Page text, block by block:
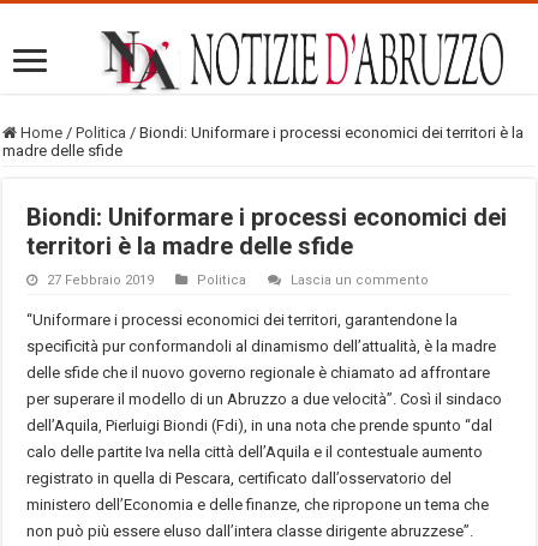
Home / Politica / Biondi: Uniformare i processi economici dei territori è la
madre delle sfide
Biondi: Uniformare i processi economici dei
territori è la madre delle sfide
27 Febbraio 2019 Politica Lascia un commento
“Uniformare i processi economici dei territori, garantendone la
specificità pur conformandoli al dinamismo dell’attualità, è la madre
delle sfide che il nuovo governo regionale è chiamato ad affrontare
per superare il modello di un Abruzzo a due velocità”. Così il sindaco
dell’Aquila, Pierluigi Biondi (Fdi), in una nota che prende spunto “dal
calo delle partite Iva nella città dell’Aquila e il contestuale aumento
registrato in quella di Pescara, certificato dall’osservatorio del
ministero dell’Economia e delle finanze, che ripropone un tema che
non può più essere eluso dall’intera classe dirigente abruzzese”.